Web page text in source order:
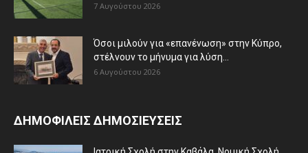
7 Αυγούστου 2026
Όσοι μιλούν για «επανένωση» στην Κύπρο,
στέλνουν το μήνυμα για λύση...
6 Αυγούστου 2026
ΔΗΜΟΦΙΛΕΙΣ ΔΗΜΟΣΙΕΥΣΕΙΣ